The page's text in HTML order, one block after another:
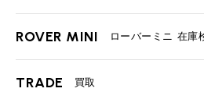
ROVER MINI ローバーミニ 在庫
TRADE 買取